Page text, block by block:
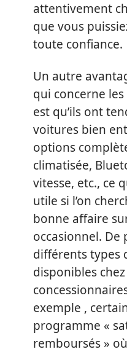
attentivement
que vous
toute confiance.
Un autre
qui concerne
est qu’ils ont
voitures bien
options
climatisée,
vitesse, etc., ce
utile si l’on
bonne affaire
occasionnel. De
différents types
disponibles
exemple ,
programme «
remboursés »